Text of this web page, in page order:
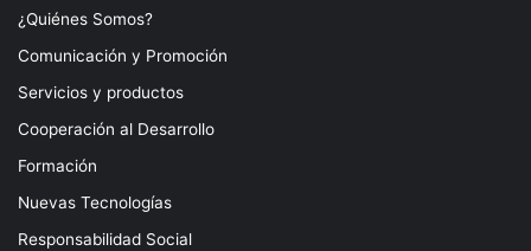
¿Quiénes Somos?
Comunicación y Promoción
Servicios y productos
Cooperación al Desarrollo
Formación
Nuevas Tecnologías
Responsabilidad Social